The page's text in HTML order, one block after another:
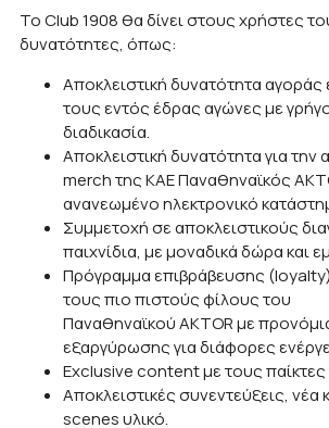
Το Club 1908 θα δίνει στους χρήστες
δυνατότητες, όπως:
Αποκλειστική δυνατότητα αγοράς
τους εντός έδρας αγώνες με
διαδικασία.
Αποκλειστική δυνατότητα για
merch της ΚΑΕ Παναθηναϊκός
ανανεωμένο ηλεκτρονικό
Συμμετοχή σε αποκλειστικούς
παιχνίδια, με μοναδικά δώρα και
Πρόγραμμα επιβράβευσης
τους πιο πιστούς φίλους του
Παναθηναϊκού AKTOR με
εξαργύρωσης για διάφορες
Exclusive content με τους
Αποκλειστικές συνεντεύξεις,
scenes υλικό.